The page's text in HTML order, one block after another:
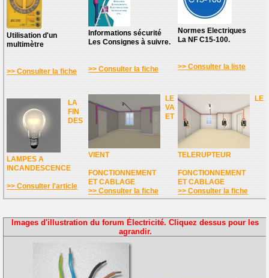
Utilisation d'un
multimètre
>> Consulter la fiche
Informations sécurité
Les Consignes à suivre.
>> Consulter la fiche
Normes Electriques
La NF C15-100.
>> Consulter la liste
LA
FIN
DES
LAMPES A
INCANDESCENCE
>> Consulter l'article
LE
VA
ET
VIENT
FONCTIONNEMENT
ET CABLAGE
>> Consulter la fiche
LE
TELERUPTEUR
FONCTIONNEMENT
ET CABLAGE
>> Consulter la fiche
Images d'illustration du forum Électricité. Cliquez dessus pour les
agrandir.